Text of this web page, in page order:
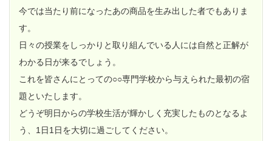
今では当たり前になったあの商品を生み出した者でもありま
す。
日々の授業をしっかりと取り組んでいる人には自然と正解が
わかる日が来るでしょう。
これを皆さんにとっての○○専門学校から与えられた最初の宿
題といたします。
どうぞ明日からの学校生活が輝かしく充実したものとなるよ
う、1日1日を大切に過ごしてください。